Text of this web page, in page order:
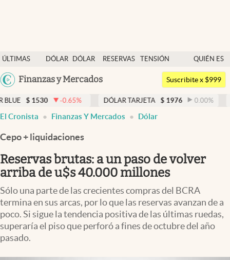
ÚLTIMAS
NOTICIAS
DÓLAR
DÓLAR
RESERVAS
TENSIÓN
GEOPOLÍTICA
QUIÉN ES
QUIÉN
Argentina
Uruguay
Finanzas y Mercados
Dólar
Members
Economía y Política
Finanzas y Mercados
Mercados Online
Negocios
Columnistas
Otras secciones
Apertura
Infotechnology
Clase
Suscribite x $999
-0.65% DÓLAR TARJETA $ 1976 0.00% DÓLAR
El Cronista Finanzas Y Mercados Dólar
Cepo + liquidaciones
Reservas brutas: a un paso de volver
arriba de u$s 40.000 millones
Sólo una parte de las crecientes compras del BCRA
termina en sus arcas, por lo que las reservas avanzan de a
poco. Si sigue la tendencia positiva de las últimas ruedas,
superaría el piso que perforó a fines de octubre del año
pasado.